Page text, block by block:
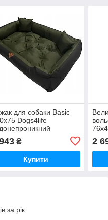
для собаки Basic
Dogs4life
₴
Купити
2
за рік